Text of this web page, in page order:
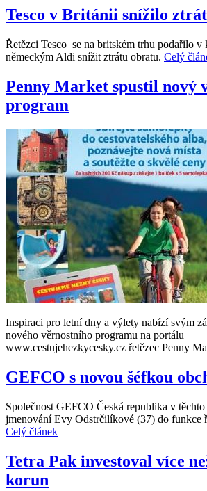
Tesco v Británii snížilo
Řetězci Tesco se na britském trhu podařilo
německým Aldi snížit ztrátu obratu. Celý
Penny Market spustil nový
program
Inspiraci pro letní dny a výlety nabízí svým
nového věrnostního programu na portálu
www.cestujehezkycesky.cz řetězec Penny
GEFCO s novou šéfkou
Společnost GEFCO Česká republika v
jmenování Evy Odstrčilíkové (37) do funkce
Celý článek
Tetra Pak investoval více
korun